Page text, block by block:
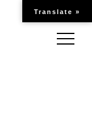
Translate »